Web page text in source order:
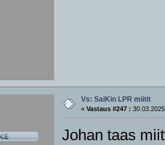
Vs: SaiKin LPR miitit
« Vastaus #247 :
Johan taas